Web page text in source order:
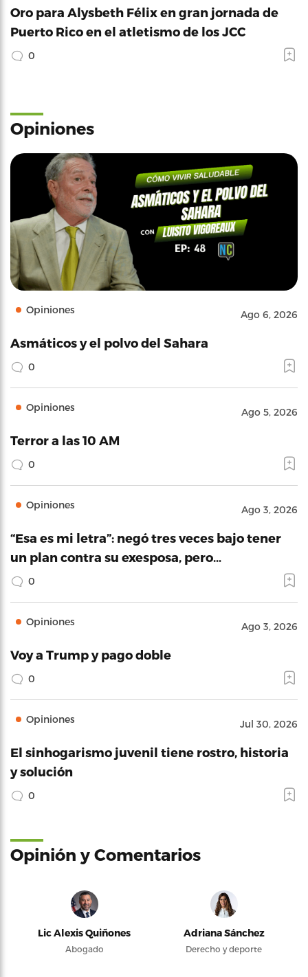
Oro para Alysbeth Félix en gran jornada de
Puerto Rico en el atletismo de los JCC
0
Opiniones
Opiniones Ago 6, 2026
Asmáticos y el polvo del Sahara
0
Opiniones Ago 5, 2026
Terror a las 10 AM
0
Opiniones Ago 3, 2026
“Esa es mi letra”: negó tres veces bajo tener
un plan contra su exesposa, pero…
0
Opiniones Ago 3, 2026
Voy a Trump y pago doble
0
Opiniones Jul 30, 2026
El sinhogarismo juvenil tiene rostro, historia
y solución
0
Opinión y Comentarios
Lic Alexis Quiñones
Abogado
Adriana Sánchez
Derecho y deporte